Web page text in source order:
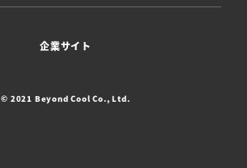
企業サイト
© 2021 Beyond Cool Co., Ltd.